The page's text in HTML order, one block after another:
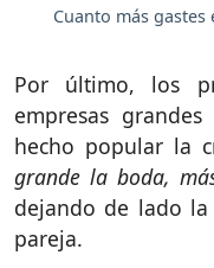
Cuanto más
Por último, los
empresas
hecho popular la
grande la boda,
dejando de lado
pareja.